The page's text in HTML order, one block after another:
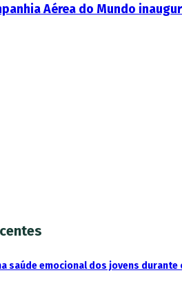
Aérea do Mundo
saúde emocional dos jovens durante